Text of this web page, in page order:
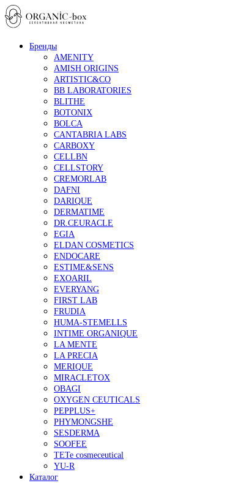
Бренды
AMENITY
AMISH ORIGINS
ARTISTIC&CO
BB LABORATORIES
BLITHE
BOTONIX
BOLCA
CANTABRIA LABS
CARBOXY
CELLBN
CELLSTORY
CREMORLAB
DAFNI
DARIQUE
DERMATIME
DR.CEURACLE
EGIA
ELDAN COSMETICS
ENDOCARE
ESTIME&SENS
EXOARIL
EVERYANG
FIRST LAB
FRUDIA
HUMA-STEMELLS
INTIME ORGANIQUE
LA MENTE
LA PRECIA
MERIQUE
MIRACLETOX
OBAGI
OXYGEN CEUTICALS
PEPPLUS+
PHYMONGSHE
SESDERMA
SOOFEE
TETe cosmeceutical
YU-R
Каталог